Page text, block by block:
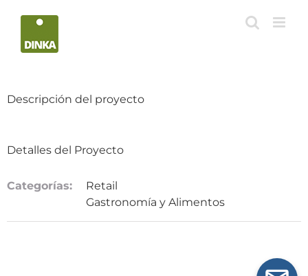
Descripción del proyecto
Detalles del Proyecto
Categorías:
Retail
Gastronomía y Alimentos